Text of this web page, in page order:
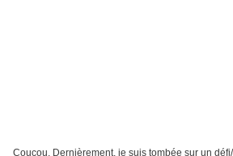
Coucou, Dernièrement, je suis tombée sur un